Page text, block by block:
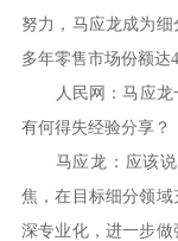
努力，马应龙成为
多年零售市场份额达
人民网：马应
有何得失经验分享？
马应龙：应该
焦，在目标细分领
深专业化，进一步